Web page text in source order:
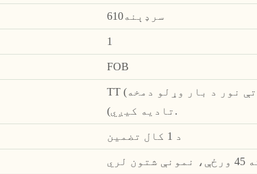
سرډېنه610
1
FOB
TT (د بار وړلو دمخه بشپړ تادیه (30٪ دمخه ، پاتې نور د بار وړلو دمخه
تادیه کیږي).
د 1 کال تضمین